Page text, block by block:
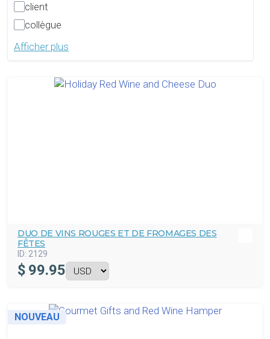
client
collègue
Afficher plus
DUO DE VINS ROUGES ET DE FROMAGES DES
FÊTES
ID: 2129
$ 99.95
NOUVEAU